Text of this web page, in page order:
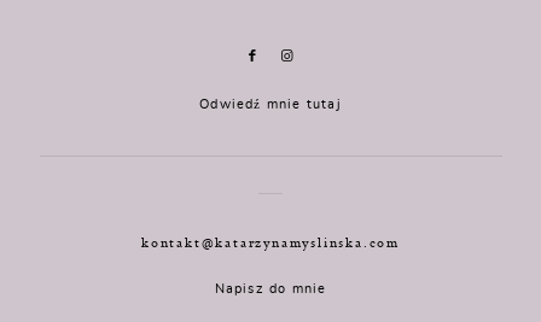
Odwiedź mnie tutaj
kontakt@katarzynamyslinska.com
Napisz do mnie